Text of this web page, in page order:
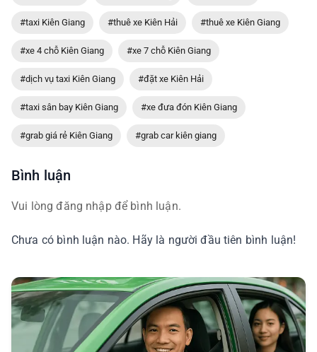
#taxi Kiên Giang #thuê xe Kiên Hải #thuê xe Kiên Giang
#xe 4 chỗ Kiên Giang #xe 7 chỗ Kiên Giang
#dịch vụ taxi Kiên Giang #đặt xe Kiên Hải
#taxi sân bay Kiên Giang #xe đưa đón Kiên Giang
#grab giá rẻ Kiên Giang #grab car kiên giang
Bình luận
Vui lòng đăng nhập để bình luận.
Chưa có bình luận nào. Hãy là người đầu tiên bình luận!